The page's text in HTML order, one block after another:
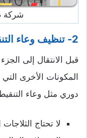
شركة
2- تنظيف وعاء التنقيط
قبل الانتقال إلى
المكونات الأخرى
دوري مثل وعاء
لا تحتاج